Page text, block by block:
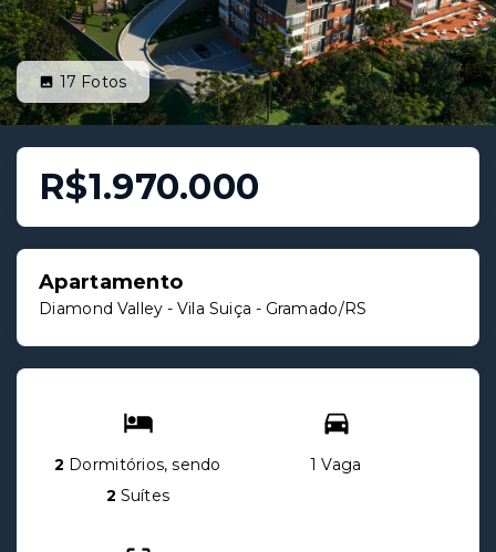
17 Fotos
R$1.970.000
Apartamento
Diamond Valley - Vila Suiça - Gramado/RS
2 Dormitórios, sendo
2 Suítes
1 Vaga